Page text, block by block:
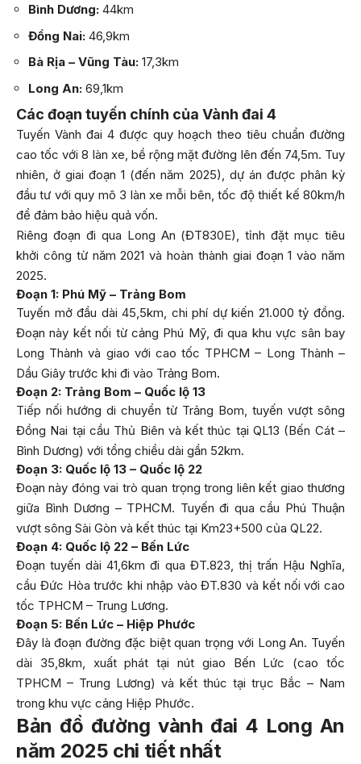
Bình Dương: 44km
Đồng Nai: 46,9km
Bà Rịa – Vũng Tàu: 17,3km
Long An: 69,1km
Các đoạn tuyến chính của Vành đai 4
Tuyến Vành đai 4 được quy hoạch theo tiêu chuẩn đường
cao tốc với 8 làn xe, bề rộng mặt đường lên đến 74,5m. Tuy
nhiên, ở giai đoạn 1 (đến năm 2025), dự án được phân kỳ
đầu tư với quy mô 3 làn xe mỗi bên, tốc độ thiết kế 80km/h
để đảm bảo hiệu quả vốn.
Riêng đoạn đi qua Long An (ĐT830E), tỉnh đặt mục tiêu
khởi công từ năm 2021 và hoàn thành giai đoạn 1 vào năm
2025.
Đoạn 1: Phú Mỹ – Trảng Bom
Tuyến mở đầu dài 45,5km, chi phí dự kiến 21.000 tỷ đồng.
Đoạn này kết nối từ cảng Phú Mỹ, đi qua khu vực sân bay
Long Thành và giao với cao tốc TPHCM – Long Thành –
Dầu Giây trước khi đi vào Trảng Bom.
Đoạn 2: Trảng Bom – Quốc lộ 13
Tiếp nối hướng di chuyển từ Trảng Bom, tuyến vượt sông
Đồng Nai tại cầu Thủ Biên và kết thúc tại QL13 (Bến Cát –
Bình Dương) với tổng chiều dài gần 52km.
Đoạn 3: Quốc lộ 13 – Quốc lộ 22
Đoạn này đóng vai trò quan trọng trong liên kết giao thương
giữa Bình Dương – TPHCM. Tuyến đi qua cầu Phú Thuận
vượt sông Sài Gòn và kết thúc tại Km23+500 của QL22.
Đoạn 4: Quốc lộ 22 – Bến Lức
Đoạn tuyến dài 41,6km đi qua ĐT.823, thị trấn Hậu Nghĩa,
cầu Đức Hòa trước khi nhập vào ĐT.830 và kết nối với cao
tốc TPHCM – Trung Lương.
Đoạn 5: Bến Lức – Hiệp Phước
Đây là đoạn đường đặc biệt quan trọng với Long An. Tuyến
dài 35,8km, xuất phát tại nút giao Bến Lức (cao tốc
TPHCM – Trung Lương) và kết thúc tại trục Bắc – Nam
trong khu vực cảng Hiệp Phước.
Bản đồ đường vành đai 4 Long An
năm 2025 chi tiết nhất